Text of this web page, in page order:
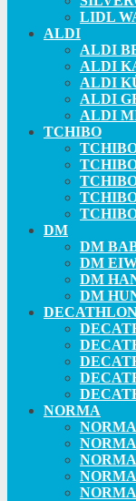
LIDL
ALDI
ALDI
ALDI
ALDI
ALDI
ALDI
TCHIBO
DM
DM
DM
DM
DM
NORMA